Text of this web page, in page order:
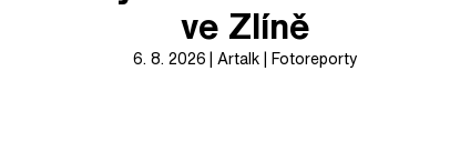
ve Zlíně
6. 8. 2026 Artalk Fotoreporty